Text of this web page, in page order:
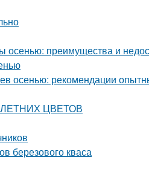
осенью: преимущества и
осенью: рекомендации
ЦВЕТОВ
березового кваса